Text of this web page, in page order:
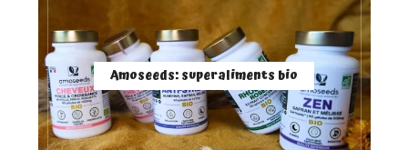
Amoseeds: superaliments bio